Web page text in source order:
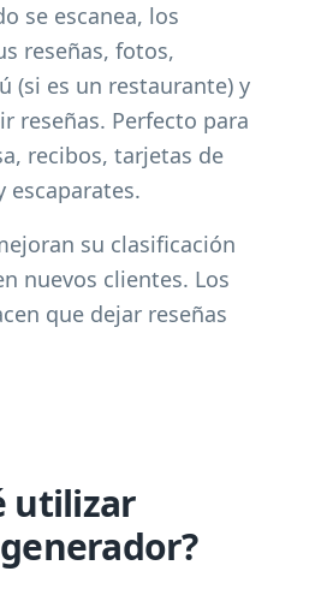
se escanea, los
reseñas, fotos,
(si es un restaurante) y
reseñas. Perfecto para
recibos, tarjetas de
escaparates.
su clasificación
nuevos clientes. Los
que dejar reseñas
utilizar